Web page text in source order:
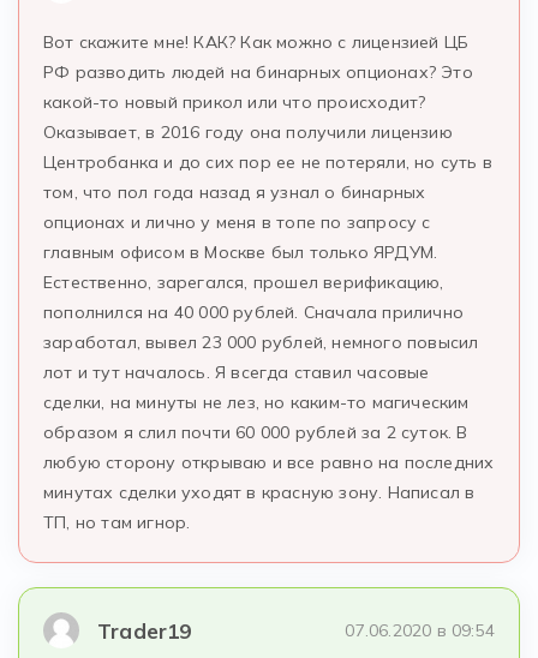
Вот скажите мне! КАК? Как можно с лицензией ЦБ
РФ разводить людей на бинарных опционах? Это
какой-то новый прикол или что происходит?
Оказывает, в 2016 году она получили лицензию
Центробанка и до сих пор ее не потеряли, но суть в
том, что пол года назад я узнал о бинарных
опционах и лично у меня в топе по запросу с
главным офисом в Москве был только ЯРДУМ.
Естественно, зарегался, прошел верификацию,
пополнился на 40 000 рублей. Сначала прилично
заработал, вывел 23 000 рублей, немного повысил
лот и тут началось. Я всегда ставил часовые
сделки, на минуты не лез, но каким-то магическим
образом я слил почти 60 000 рублей за 2 суток. В
любую сторону открываю и все равно на последних
минутах сделки уходят в красную зону. Написал в
ТП, но там игнор.
Trader19 07.06.2020 в 09:54